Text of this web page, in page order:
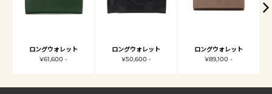
ロングウォレット
¥61,600 -
ロングウォレット
¥50,600 -
ロングウォレット
¥89,100 -